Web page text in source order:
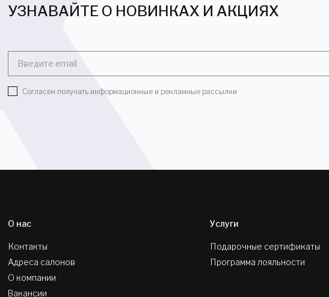
УЗНАВАЙТЕ О НОВИНКАХ И АКЦИЯХ
Введите email
Согласен получать информационные и рекламные рассылки
О нас
Контакты
Адреса салонов
О компании
Вакансии
Услуги
Подарочные сертификаты
Программа лояльности